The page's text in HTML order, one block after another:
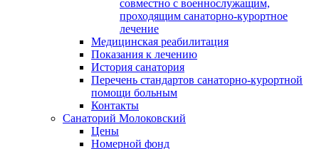
совместно с военнослужащим,
проходящим санаторно-курортное
лечение
Медицинская реабилитация
Показания к лечению
История санатория
Перечень стандартов санаторно-курортной
помощи больным
Контакты
Санаторий Молоковский
Цены
Номерной фонд